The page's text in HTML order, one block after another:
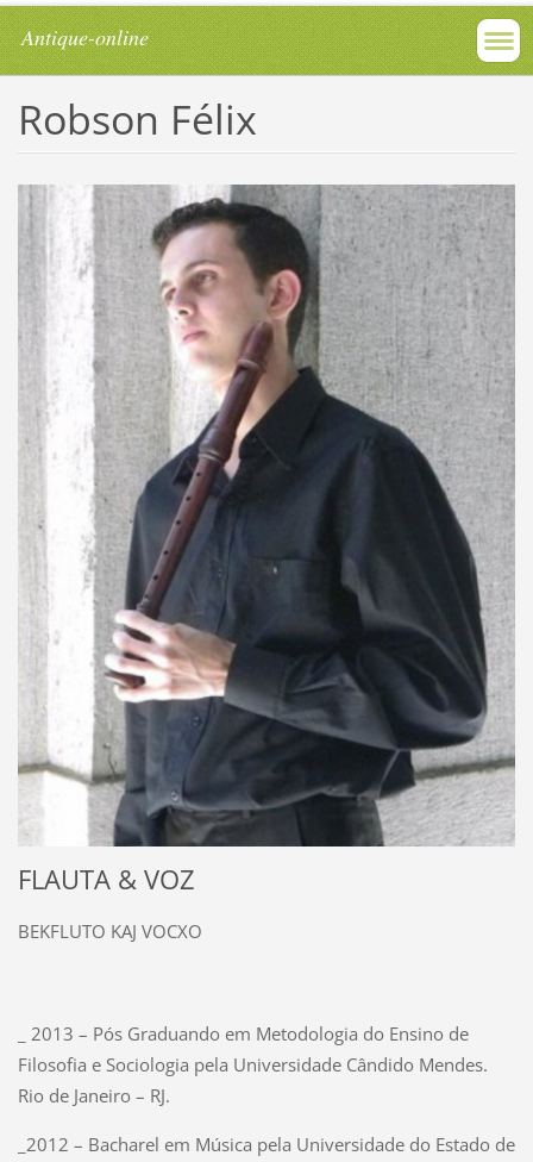
Antique-online
Robson Félix
FLAUTA & VOZ
BEKFLUTO KAJ VOCXO
_ 2013 – Pós Graduando em Metodologia do Ensino de
Filosofia e Sociologia pela Universidade Cândido Mendes.
Rio de Janeiro – RJ.
_2012 – Bacharel em Música pela Universidade do Estado de